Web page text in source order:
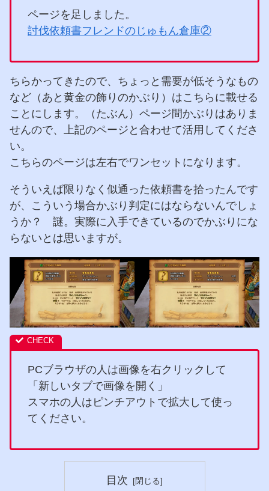
ページを足しました。
討伐依頼書フレンドのじゅもん倉庫②
ちらかってきたので、ちょっと需要が低そうなもの
など（あと黄金の飾りのかぶり）はこちらに載せる
ことにします。（たぶん）ページ間かぶりはありま
せんので、上記のページと合わせて活用してくださ
い。
こちらのページは左右でワンセットになります。
そういえば限りなく似通った依頼書を拾ったんです
が、こういう場合かぶり判定にはならないんでしょ
うか？ 謎。実際に入手できているのでかぶりにな
らないとは思いますが。
PCブラウザの人は画像を右クリックして
「新しいタブで画像を開く」
スマホの人はピンチアウトで拡大して使っ
てください。
目次